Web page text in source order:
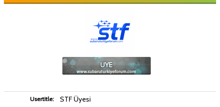
Usertitle: STF Üyesi